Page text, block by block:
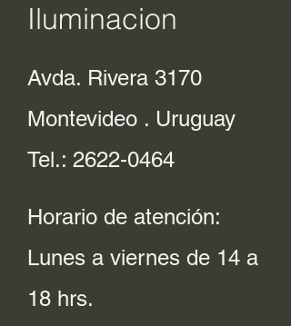
Iluminacion
Avda. Rivera 3170
Montevideo . Uruguay
Tel.: 2622-0464
Horario de atención:
Lunes a viernes de 14 a
18 hrs.